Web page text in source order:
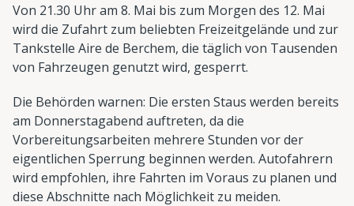
Von 21.30 Uhr am 8. Mai bis zum Morgen des 12. Mai
wird die Zufahrt zum beliebten Freizeitgelände und zur
Tankstelle Aire de Berchem, die täglich von Tausenden
von Fahrzeugen genutzt wird, gesperrt.
Die Behörden warnen: Die ersten Staus werden bereits
am Donnerstagabend auftreten, da die
Vorbereitungsarbeiten mehrere Stunden vor der
eigentlichen Sperrung beginnen werden. Autofahrern
wird empfohlen, ihre Fahrten im Voraus zu planen und
diese Abschnitte nach Möglichkeit zu meiden.